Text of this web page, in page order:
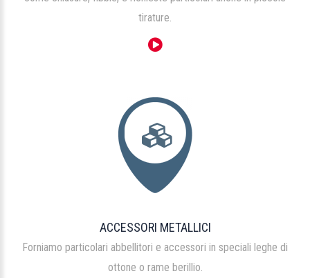
tirature.
ACCESSORI METALLICI
Forniamo particolari abbellitori e accessori in speciali leghe di
ottone o rame berillio.